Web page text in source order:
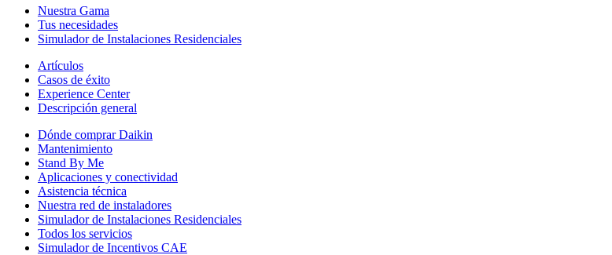
Nuestra Gama
Tus necesidades
Simulador de Instalaciones Residenciales
Artículos
Casos de éxito
Experience Center
Descripción general
Dónde comprar Daikin
Mantenimiento
Stand By Me
Aplicaciones y conectividad
Asistencia técnica
Nuestra red de instaladores
Simulador de Instalaciones Residenciales
Todos los servicios
Simulador de Incentivos CAE